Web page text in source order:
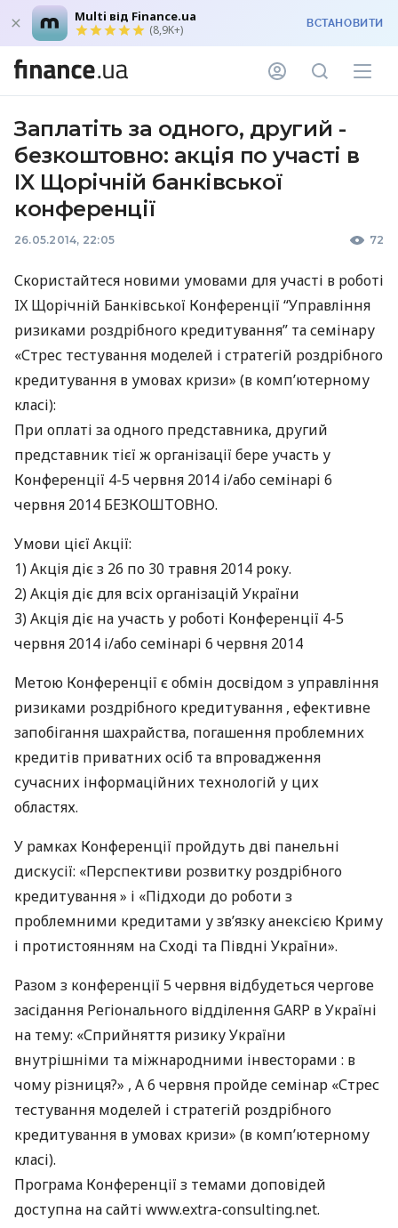
Multi від Finance.ua
(8,9K+) ВСТАНОВИТИ
Заплатіть за одного, другий -
безкоштовно: акція по участі в
IX Щорічній банківської
конференції
26.05.2014, 22:05 72
Скористайтеся новими умовами для участі в роботі
IX Щорічній Банківської Конференції “Управління
ризиками роздрібного кредитування” та семінару
«Стрес тестування моделей і стратегій роздрібного
кредитування в умовах кризи» (в комп’ютерному
класі):
При оплаті за одного представника, другий
представник тієї ж організації бере участь у
Конференції 4-5 червня 2014 і/або семінарі 6
червня 2014 БЕЗКОШТОВНО.
Умови цієї Акції:
1) Акція діє з 26 по 30 травня 2014 року.
2) Акція діє для всіх організацій України
3) Акція діє на участь у роботі Конференції 4-5
червня 2014 і/або семінарі 6 червня 2014
Метою Конференції є обмін досвідом з управління
ризиками роздрібного кредитування , ефективне
запобігання шахрайства, погашення проблемних
кредитів приватних осіб та впровадження
сучасних інформаційних технологій у цих
областях.
У рамках Конференції пройдуть дві панельні
дискусії: «Перспективи розвитку роздрібного
кредитування » і «Підходи до роботи з
проблемними кредитами у зв’язку анексією Криму
і протистоянням на Сході та Півдні України».
Разом з конференції 5 червня відбудеться чергове
засідання Регіонального відділенняGARP в Україні
на тему: «Сприйняття ризику України
внутрішніми та міжнародними інвесторами : в
чому різниця?» , А 6 червня пройде семінар «Стрес
тестування моделей і стратегій роздрібного
кредитування в умовах кризи» (в комп’ютерному
класі).
Програма Конференції з темами доповідей
доступна на сайті www.extra-consulting.net.